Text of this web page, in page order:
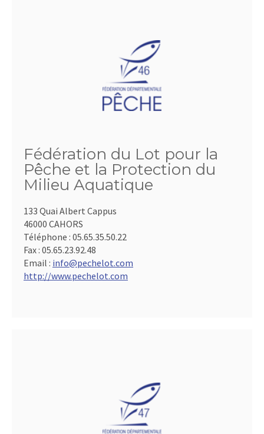
Fédération du Lot pour la
Pêche et la Protection du
Milieu Aquatique
133 Quai Albert Cappus
46000 CAHORS
Téléphone : 05.65.35.50.22
Fax : 05.65.23.92.48
Email : info@pechelot.com
http://www.pechelot.com